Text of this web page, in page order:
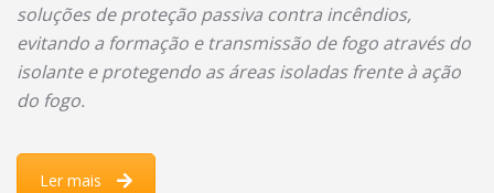
soluções de proteção passiva contra incêndios,
evitando a formação e transmissão de fogo através do
isolante e protegendo as áreas isoladas frente à ação
do fogo.
Ler mais